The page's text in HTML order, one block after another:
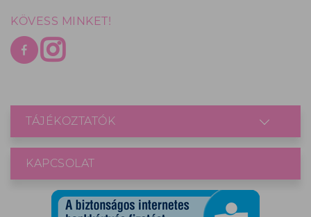
KÖVESS MINKET!
TÁJÉKOZTATÓK
KAPCSOLAT